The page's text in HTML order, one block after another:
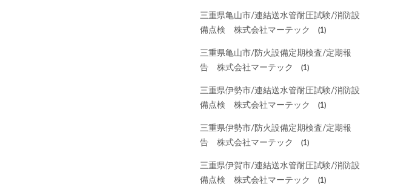
三重県亀山市/連結送水管耐圧試験/消防設
備点検 株式会社マーテック
(1)
三重県亀山市/防火設備定期検査/定期報
告 株式会社マーテック
(1)
三重県伊勢市/連結送水管耐圧試験/消防設
備点検 株式会社マーテック
(1)
三重県伊勢市/防火設備定期検査/定期報
告 株式会社マーテック
(1)
三重県伊賀市/連結送水管耐圧試験/消防設
備点検 株式会社マーテック
(1)